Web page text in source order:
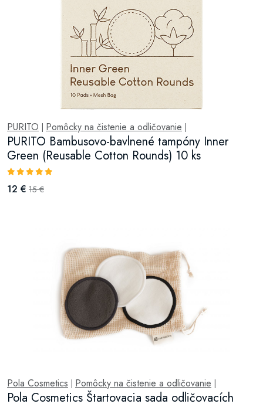
PURITO Pomôcky na čistenie a odličovanie
PURITO Bambusovo-bavlnené tampóny Inner
Green (Reusable Cotton Rounds) 10 ks
12 € 15 €
Pola Cosmetics Pomôcky na čistenie a odličovanie
Pola Cosmetics Štartovacia sada odličovacích